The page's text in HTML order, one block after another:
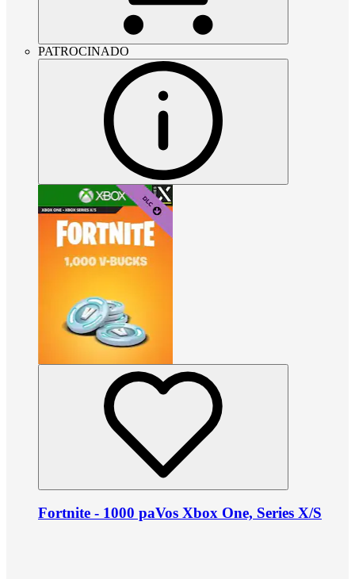
PATROCINADO
Fortnite - 1000 paVos Xbox One, Series X/S